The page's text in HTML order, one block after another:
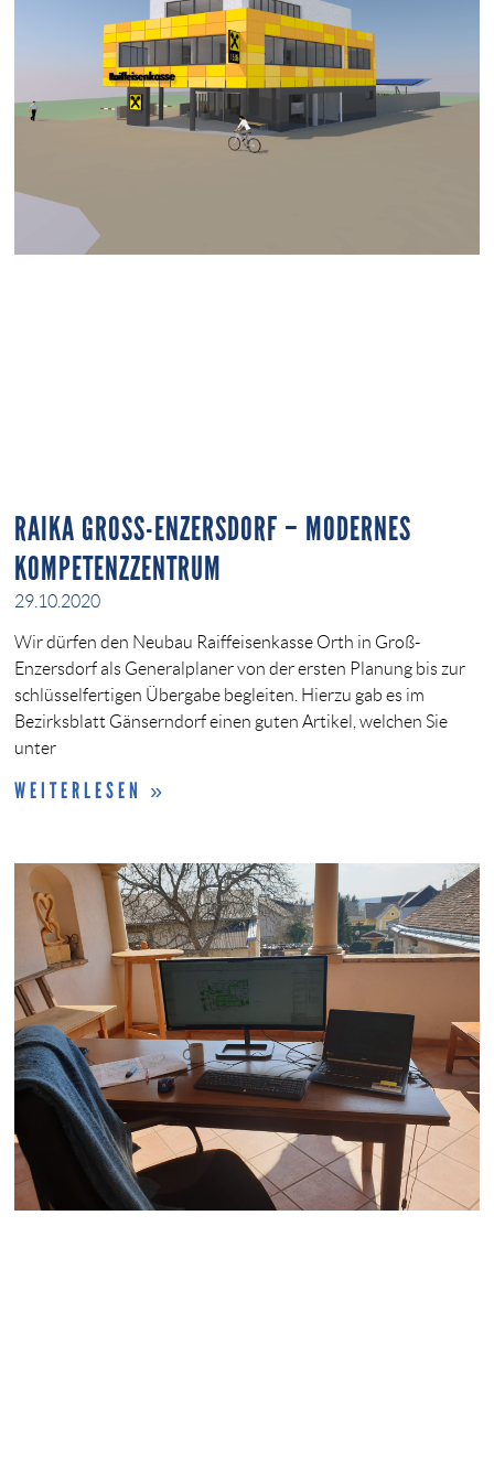
RAIKA GROSS-ENZERSDORF – MODERNES K
OMPETENZZENTRUM
29.10.2020
Wir dürfen den Neubau Raiffeisenkasse Orth in Groß-
Enzersdorf als Generalplaner von der ersten Planung bis zur
schlüsselfertigen Übergabe begleiten. Hierzu gab es im
Bezirksblatt Gänserndorf einen guten Artikel, welchen Sie
unter
WEITERLESEN »